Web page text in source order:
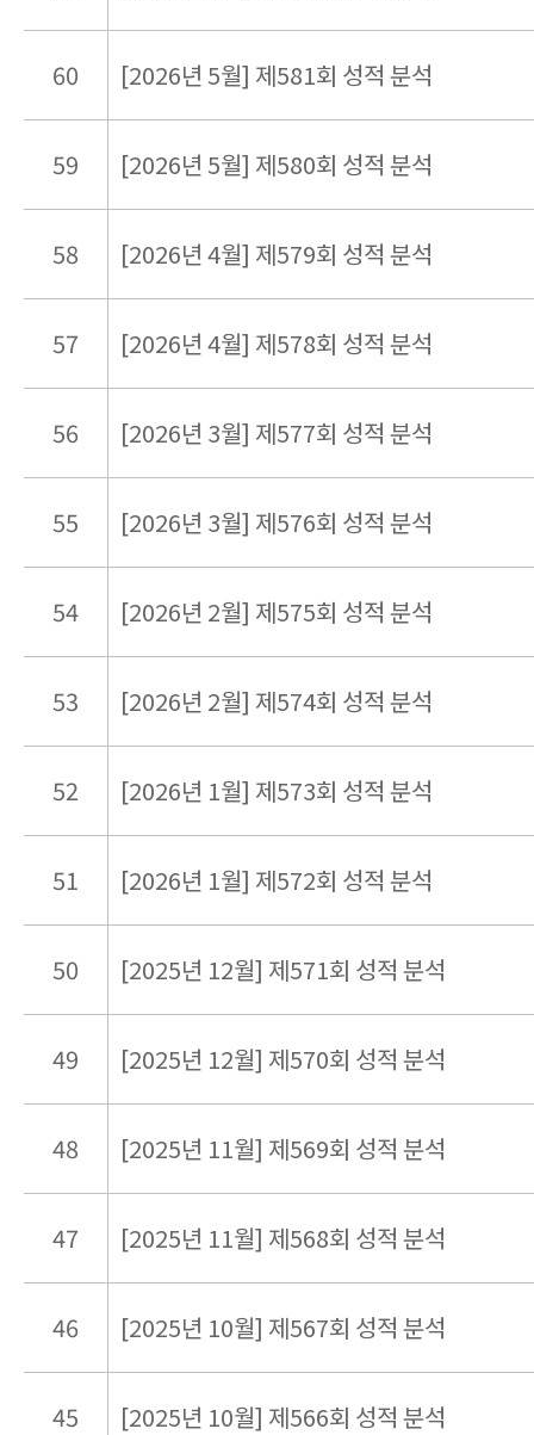
60 [2026년 5월] 제581회 성적 분석
59 [2026년 5월] 제580회 성적 분석
58 [2026년 4월] 제579회 성적 분석
57 [2026년 4월] 제578회 성적 분석
56 [2026년 3월] 제577회 성적 분석
55 [2026년 3월] 제576회 성적 분석
54 [2026년 2월] 제575회 성적 분석
53 [2026년 2월] 제574회 성적 분석
52 [2026년 1월] 제573회 성적 분석
51 [2026년 1월] 제572회 성적 분석
50 [2025년 12월] 제571회 성적 분석
49 [2025년 12월] 제570회 성적 분석
48 [2025년 11월] 제569회 성적 분석
47 [2025년 11월] 제568회 성적 분석
46 [2025년 10월] 제567회 성적 분석
45 [2025년 10월] 제566회 성적 분석